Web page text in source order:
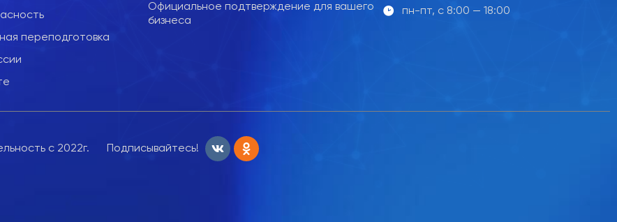
переподготовка
Официальное подтверждение для вашего
бизнеса
пн-пт, с 8:00 — 18:00
с 2022г. Подписывайтесь!